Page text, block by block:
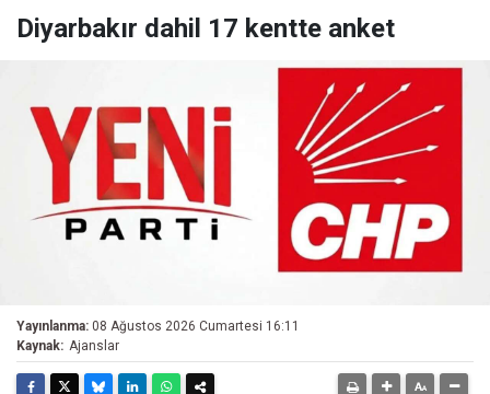
Diyarbakır dahil 17 kentte anket
Yayınlanma: 08 Ağustos 2026 Cumartesi 16:11
Kaynak: Ajanslar